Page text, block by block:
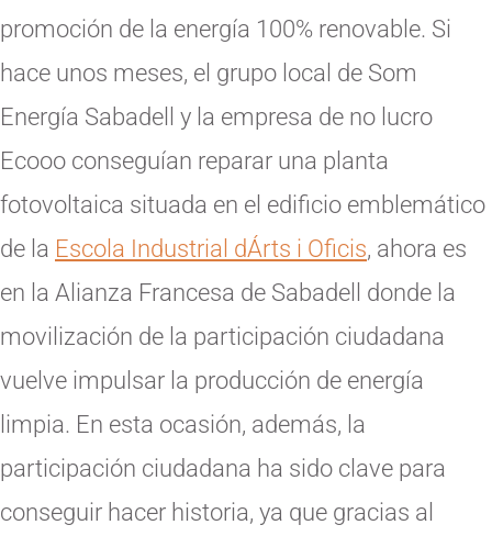
promoción de la energía 100% renovable. Si
hace unos meses, el grupo local de Som
Energía Sabadell y la empresa de no lucro
Ecooo conseguían reparar una planta
fotovoltaica situada en el edificio emblemático
de la Escola Industrial dÁrts i Oficis, ahora es
en la Alianza Francesa de Sabadell donde la
movilización de la participación ciudadana
vuelve impulsar la producción de energía
limpia. En esta ocasión, además, la
participación ciudadana ha sido clave para
conseguir hacer historia, ya que gracias al